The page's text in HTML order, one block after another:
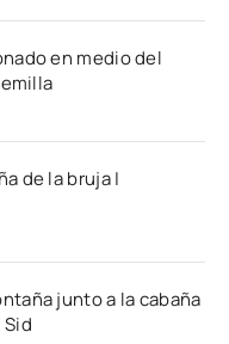
en medio del
de la bruja |
junto a la cabaña